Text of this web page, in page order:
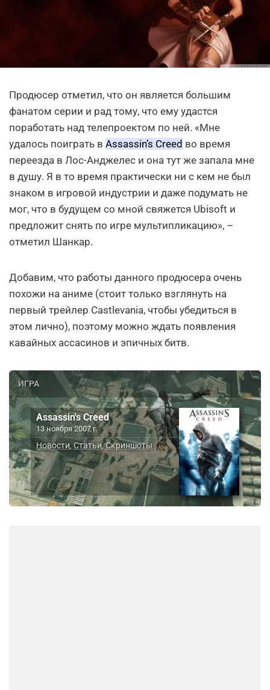
Продюсер отметил, что он является большим
фанатом серии и рад тому, что ему удастся
поработать над телепроектом по ней. «Мне
удалось поиграть в Assassin’s Creed во время
переезда в Лос-Анджелес и она тут же запала мне
в душу. Я в то время практически ни с кем не был
знаком в игровой индустрии и даже подумать не
мог, что в будущем со мной свяжется Ubisoft и
предложит снять по игре мультипликацию», –
отметил Шанкар.
Добавим, что работы данного продюсера очень
похожи на аниме (стоит только взглянуть на
первый трейлер Castlevania, чтобы убедиться в
этом лично), поэтому можно ждать появления
кавайных ассасинов и эпичных битв.
ИГРА
Assassin's Creed
13 ноября 2007 г.
Новости,Статьи,Скриншоты